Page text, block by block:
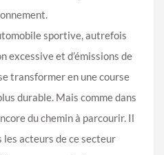
sportive, autrefois
excessive et d’émissions de
transformer en une course
durable. Mais comme dans
du chemin à parcourir. Il
acteurs de ce secteur